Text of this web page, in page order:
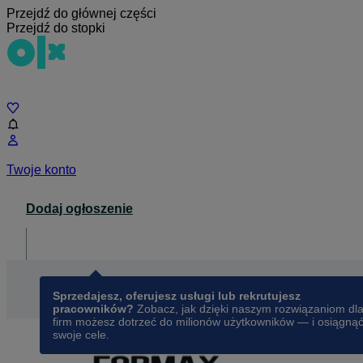
Przejdź do głównej części
Przejdź do stopki
Twoje konto
Dodaj ogłoszenie
Sprzedajesz, oferujesz usługi lub rekrutujesz
pracowników? Zobacz, jak dzięki naszym rozwiązaniom dla
firm możesz dotrzeć do milionów użytkowników — i osiągnąć
swoje cele.